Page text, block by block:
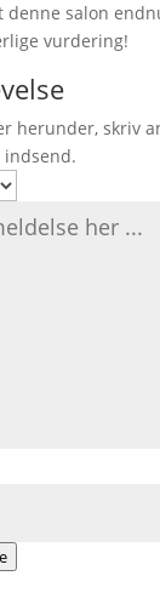
denne salon
vurdering!
herunder, skriv